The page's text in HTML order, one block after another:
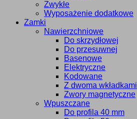
Zwykłe
Wyposażenie dodatkowe
Zamki
Nawierzchniowe
Do skrzydłowej
Do przesuwnej
Basenowe
Elektryczne
Kodowane
Z dwoma wkładkami
Zwory magnetyczne
Wpuszczane
Do profila 40 mm